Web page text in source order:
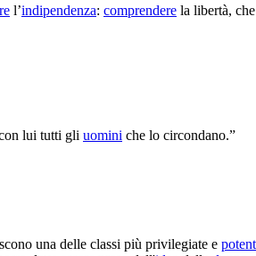
l’indipendenza: comprendere la libertà,
lui tutti gli uomini che lo circondano.”
una delle classi più privilegiate e